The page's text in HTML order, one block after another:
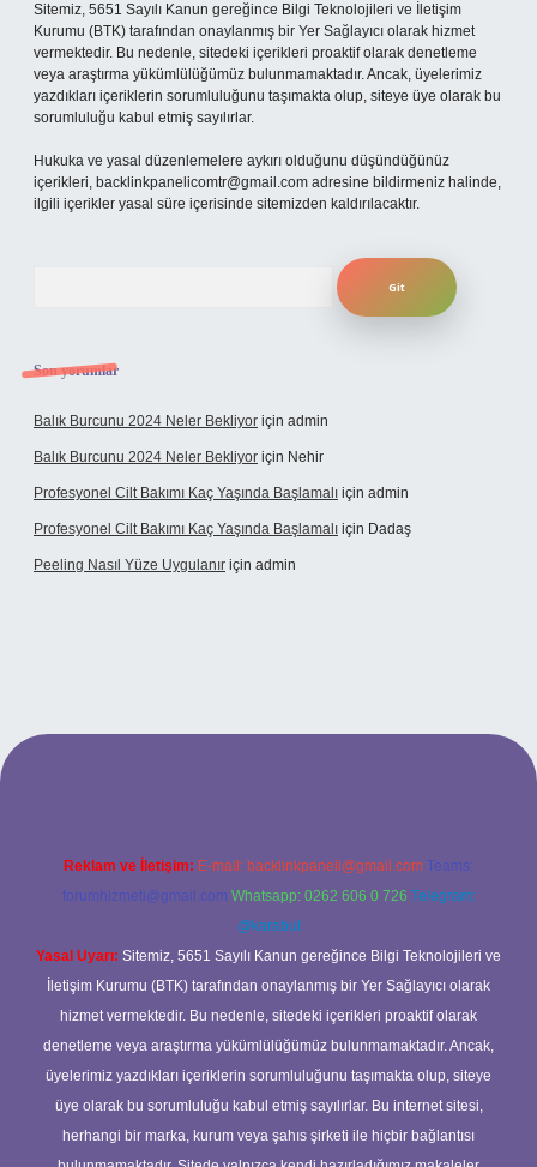
Sitemiz, 5651 Sayılı Kanun gereğince Bilgi Teknolojileri ve İletişim
Kurumu (BTK) tarafından onaylanmış bir Yer Sağlayıcı olarak hizmet
vermektedir. Bu nedenle, sitedeki içerikleri proaktif olarak denetleme
veya araştırma yükümlülüğümüz bulunmamaktadır. Ancak, üyelerimiz
yazdıkları içeriklerin sorumluluğunu taşımakta olup, siteye üye olarak bu
sorumluluğu kabul etmiş sayılırlar.
Hukuka ve yasal düzenlemelere aykırı olduğunu düşündüğünüz
içerikleri, backlinkpanelicomtr@gmail.com adresine bildirmeniz halinde,
ilgili içerikler yasal süre içerisinde sitemizden kaldırılacaktır.
Son yorumlar
Balık Burcunu 2024 Neler Bekliyor için admin
Balık Burcunu 2024 Neler Bekliyor için Nehir
Profesyonel Cilt Bakımı Kaç Yaşında Başlamalı için admin
Profesyonel Cilt Bakımı Kaç Yaşında Başlamalı için Dadaş
Peeling Nasıl Yüze Uygulanır için admin
Reklam ve İletişim: E-mail: backlinkpaneli@gmail.com Teams:
forumhizmeti@gmail.com Whatsapp: 0262 606 0 726 Telegram:
@karabul
Yasal Uyarı: Sitemiz, 5651 Sayılı Kanun gereğince Bilgi Teknolojileri ve
İletişim Kurumu (BTK) tarafından onaylanmış bir Yer Sağlayıcı olarak
hizmet vermektedir. Bu nedenle, sitedeki içerikleri proaktif olarak
denetleme veya araştırma yükümlülüğümüz bulunmamaktadır. Ancak,
üyelerimiz yazdıkları içeriklerin sorumluluğunu taşımakta olup, siteye
üye olarak bu sorumluluğu kabul etmiş sayılırlar. Bu internet sitesi,
herhangi bir marka, kurum veya şahıs şirketi ile hiçbir bağlantısı